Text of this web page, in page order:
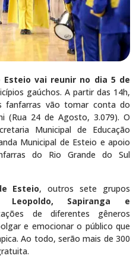
Esteio vai reunir no dia 5 de
gaúchos. A partir das 14h,
fanfarras vão tomar conta do
(Rua 24 de Agosto, 3.079). O
Municipal de Educação
Municipal de Esteio e apoio
do Rio Grande do Sul
Esteio, outros sete grupos
Sapiranga e
de diferentes gêneros
e emocionar o público que
Ao todo, serão mais de 300